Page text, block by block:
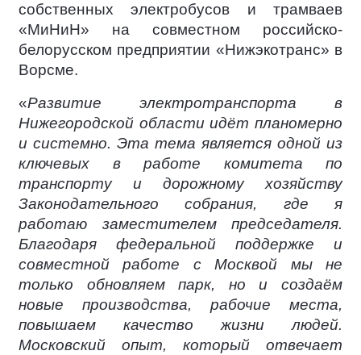
собственных электробусов и трамваев
«МиНиН» на совместном российско-
белорусском предприятии «Нижэкотранс» в
Ворсме.
«Развитие электротранспорта в
Нижегородской области идёт планомерно
и системно. Эта тема является одной из
ключевых в работе комитета по
транспорту и дорожному хозяйству
Законодательного собрания, где я
работаю заместителем председателя.
Благодаря федеральной поддержке и
совместной работе с Москвой мы не
только обновляем парк, но и создаём
новые производства, рабочие места,
повышаем качество жизни людей.
Московский опыт, который отвечает